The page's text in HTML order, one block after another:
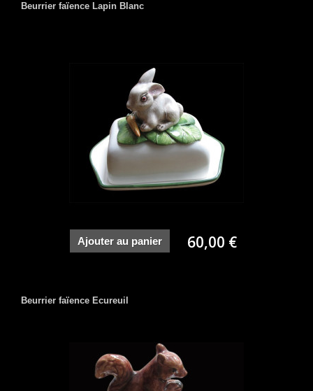
Beurrier faïence Lapin Blanc
Ajouter au panier 60,00 €
Beurrier faïence Ecureuil